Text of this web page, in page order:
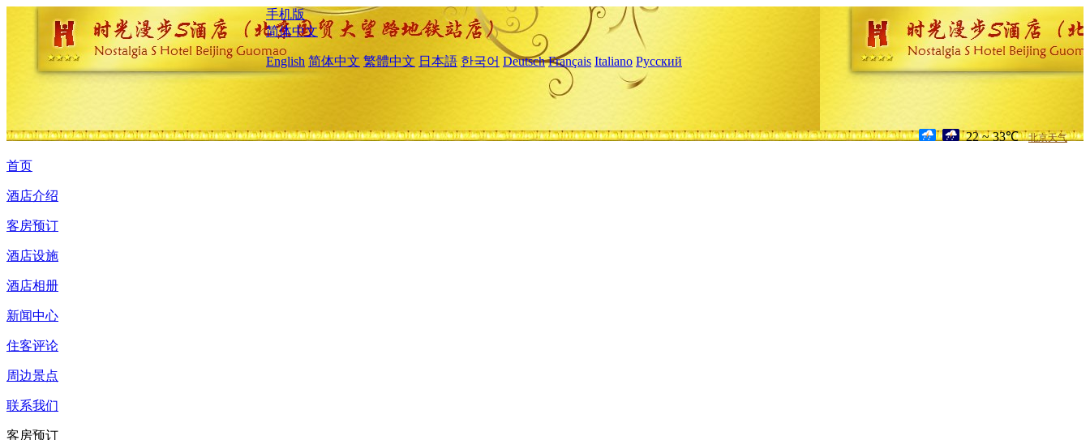
手机版
简体中文
English 简体中文 繁體中文 日本語 한국어 Deutsch Français Italiano Русский
22 ~ 33℃ 北京天气
首页
酒店介绍
客房预订
酒店设施
酒店相册
新闻中心
住客评论
周边景点
联系我们
客房预订